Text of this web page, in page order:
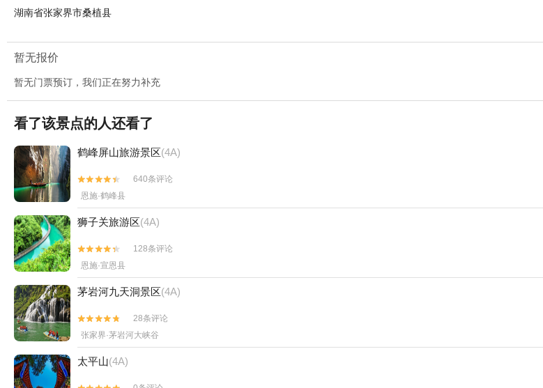
湖南省张家界市桑植县
暂无报价
暂无门票预订，我们正在努力补充
看了该景点的人还看了
鹤峰屏山旅游景区(4A)


640条评论
恩施·鹤峰县
狮子关旅游区(4A)


128条评论
恩施·宣恩县
茅岩河九天洞景区(4A)


28条评论
张家界·茅岩河大峡谷
太平山(4A)